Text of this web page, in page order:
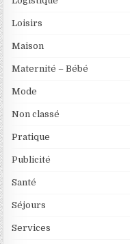
Loisirs
Maison
Maternité – Bébé
Mode
Non classé
Pratique
Publicité
Santé
Séjours
Services